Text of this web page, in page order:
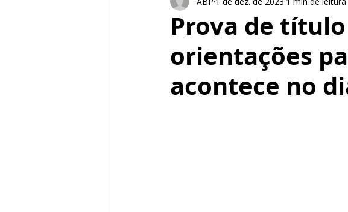
Orgulho de ser Psiquiatra Setembro
Prova de
orientações
acontece no